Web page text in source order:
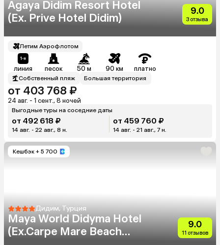
Agaya Didim Resort Hotel
(Ex. Prive Hotel Didim)
9.0
3 отзыва
Летим Аэрофлотом
линия песок 50 м 90 км платно
Собственный пляж Большая территория
от 403 768 ₽
24 авг. - 1 сент., 8 ночей
Выгодные туры на соседние даты
от 492 618 ₽
14 авг. - 22 авг., 8 н.
от 459 760 ₽
14 авг. - 21 авг., 7 н.
Кешбэк + 5 700
Дидим, Турция
Maya World Didyma Hotel
(Ex.Carpe Mare Beach
9.0
11 отзывов